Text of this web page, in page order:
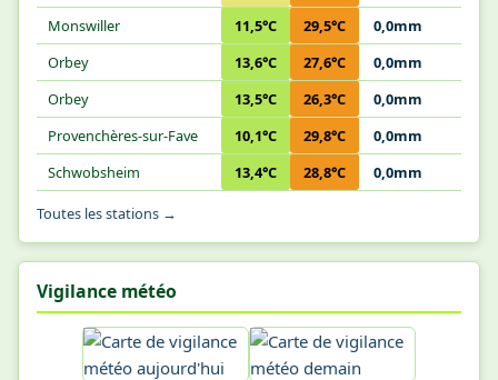
Monswiller
11,5°C 29,5°C
0,0mm
Orbey
13,6°C 27,6°C
0,0mm
Orbey
13,5°C 26,3°C
0,0mm
Provenchères-sur-Fave
10,1°C 29,8°C
0,0mm
Schwobsheim
13,4°C 28,8°C 0,0mm
Toutes les stations →
Vigilance météo